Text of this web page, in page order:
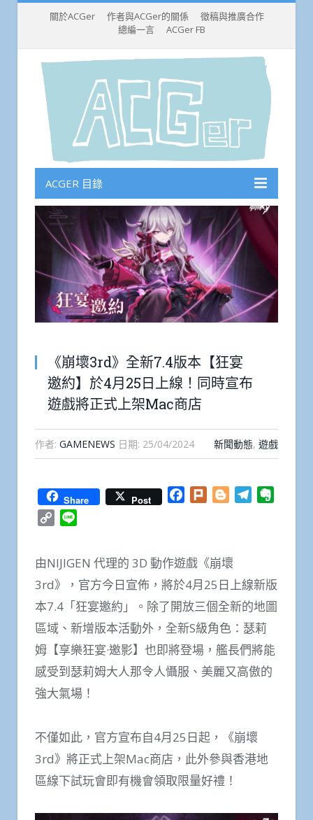
關於ACGer 作者與ACGer的關係
徵稿與推廣合作
總編一言
ACGer FB
ACGER 目錄
《崩壞3rd》全新7.4版本【狂宴
邀約】於4月25日上線！同時宣布
遊戲將正式上架Mac商店
作者: GAMENEWS 日期: 25/04/2024 新聞動態, 遊戲
Share Post Facebook
Plurk BloggerTelegram
Copy
由NIJIGEN 代理的 3D 動作遊戲《崩壞
3rd》，官方今日宣佈，將於4月25日上線新版
本7.4「狂宴邀約」。除了開放三個全新的地圖
區域、新增版本活動外，全新S級角色：瑟莉
姆【享樂狂宴·邀影】也即將登場，艦長們將能
感受到瑟莉姆大人那令人懾服、美麗又高傲的
強大氣場！
不僅如此，官方宣布自4月25日起，《崩壞
3rd》將正式上架Mac商店，此外參與香港地
區線下試玩會即有機會領取限量好禮！